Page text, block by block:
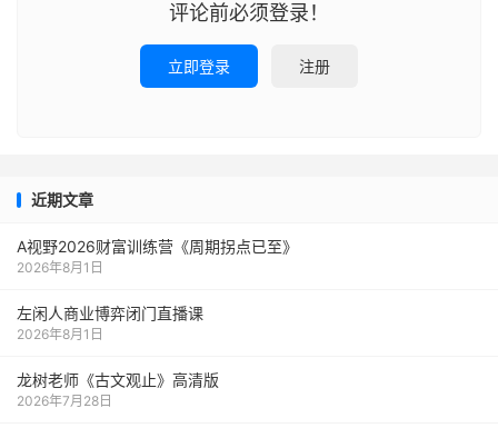
评论前必须登录！
立即登录 注册
近期文章
A视野2026财富训练营《周期拐点已至》
2026年8月1日
左闲人商业博弈闭门直播课
2026年8月1日
龙树老师《古文观止》高清版
2026年7月28日